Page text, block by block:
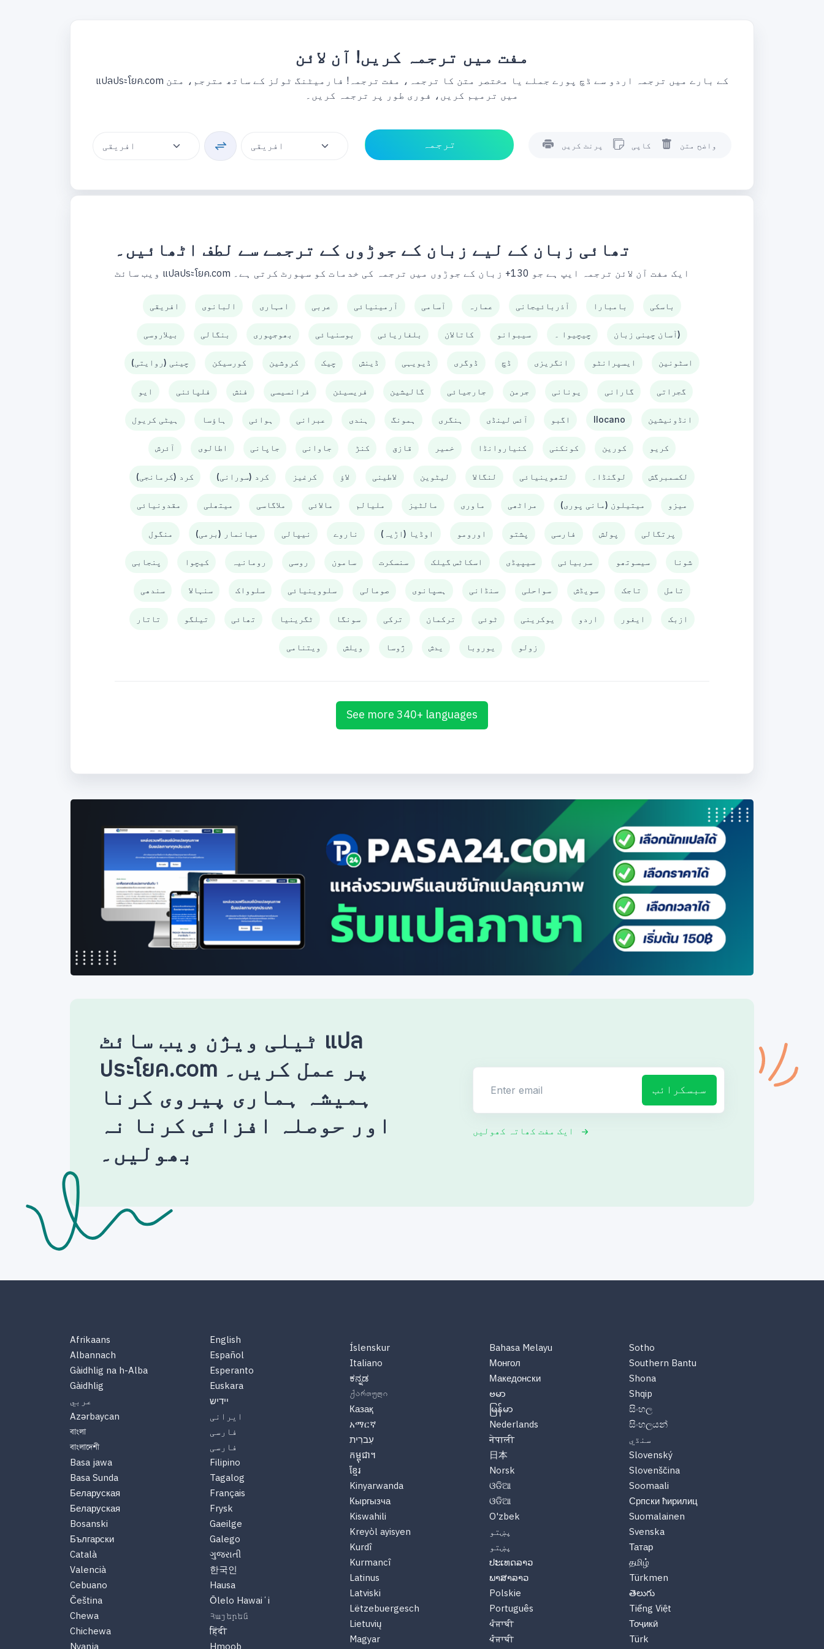
مفت میں ترجمہ کریں! آن لائن
แปลประโยค.com کے بارے میں ترجمہ اردو سے ڈچ پورے جملے یا مختصر متن کا ترجمہ، مفت ترجمہ! فارمیٹنگ ٹولز کے ساتھ مترجم، متن
میں ترمیم کریں، فوری طور پر ترجمہ کریں۔
پرنٹ کریں کاپی واضح متن
تھائی زبان کے لیے زبان کے جوڑوں کے ترجمے سے لطف اٹھائیں۔
ویب سائٹ แปลประโยค.com ایک مفت آن لائن ترجمہ ایپ ہے جو 130+ زبان کے جوڑوں میں ترجمہ کی خدمات کو سپورٹ کرتی ہے۔
افریقی البانوی امہاری عربی آرمینیائی آسامی عمارہ آذربائیجانی بامبارا باسکی
بیلاروسی بنگالی بھوجپوری بوسنیائی بلغاریائی کاتالان سیبوانو چیچیوا ۔ آسان چینی زبان)
چینی (روایتی) کورسیکن کروشین چیک ڈینش ڈیویہی ڈوگری ڈچ انگریزی ایسپرانٹو اسٹونین
ایو فلپائنی فنش فرانسیسی فریسیئن گالیشین جارجیائی جرمن یونانی گارانی گجراتی
ہیٹی کریول ہاؤسا ہوائی عبرانی ہندی ہمونگ ہنگری آئس لینڈی اگبو Ilocano انڈونیشین
آئرش اطالوی جاپانی جاوانی کنڑ قازق خمیر کنیاروانڈا کونکنی کورین کریو
کرد (کرمانجی) کرد (سورانی) کرغیز لاؤ لاطینی لیٹوین لنگالا لتھوینیائی لوگنڈا۔ لکسمبرگش
مقدونیائی میتھلی ملاگاسی مالائی ملیالم مالٹیز ماوری مراٹھی میتیلون (مانی پوری) میزو
منگول میانمار (برمی) نیپالی ناروے اوڈیا (اڑیہ) اورومو پشتو فارسی پولش پرتگالی
پنجابی کیچوا رومانیہ روسی سامون سنسکرت اسکاٹس گیلک سیپیڈی سربیائی سیسوتھو شونا
سندھی سنہالا سلوواک سلووینیائی صومالی ہسپانوی سنڈانی سواحلی سویڈش تاجک تامل
تاتار تیلگو تھائی ٹگرینیا سونگا ترکی ترکمان ٹوئی یوکرینی اردو ایغور ازبک
ویتنامی ویلش ژوسا یدش یوروبا زولو
See more 340+ languages
ٹیلی ویژن ویب سائٹ แปล
ประโยค.com پر عمل کریں۔
ہمیشہ ہماری پیروی کرنا
اور حوصلہ افزائی کرنا نہ
بھولیں۔
سبسکرائب
ایک مفت کھاتہ کھولیں
Afrikaans
Albannach
Gàidhlig na h-Alba
Gàidhlig
عربي
Azərbaycan
বাংলা
বাংলাদেশী
Basa jawa
Basa Sunda
Беларуская
Беларуская
Bosanski
Български
Català
Valencià
Cebuano
Čeština
Chewa
Chichewa
English
Español
Esperanto
Euskara
יידיש
ایرانی
فارسی
فارسی
Filipino
Tagalog
Français
Frysk
Gaeilge
Galego
ગુજરાતી
한국인
Hausa
Ōlelo Hawaiʻi
Հայերեն
हिंदी
Íslenskur
Italiano
ಕನ್ನಡ
ქართული
Казақ
አማርኛ
עִברִית
កម្ពុជា។
ខ្មែរ
Kinyarwanda
Кыргызча
Kiswahili
Kreyòl ayisyen
Kurdî
Kurmancî
Latinus
Latviski
Lëtzebuergesch
Lietuvių
Magyar
Bahasa Melayu
Монгол
Македонски
ဗမာ
မြန်မာ
Nederlands
नेपाली
日本
Norsk
ଓଡିଆ
ଓଡିଆ
O'zbek
پښتو
پښتو
ປະເທດລາວ
ພາສາລາວ
Polskie
Português
ਪੰਜਾਬੀ
ਪੰਜਾਬੀ
Sotho
Southern Bantu
Shona
Shqip
සිංහල
සිංහලයන්
سنڌي
Slovenský
Slovenščina
Soomaali
Српски ћирилиц
Suomalainen
Svenska
Татар
தமிழ்
Türkmen
తెలుగు
Tiếng Việt
Тоҷикӣ
Türk